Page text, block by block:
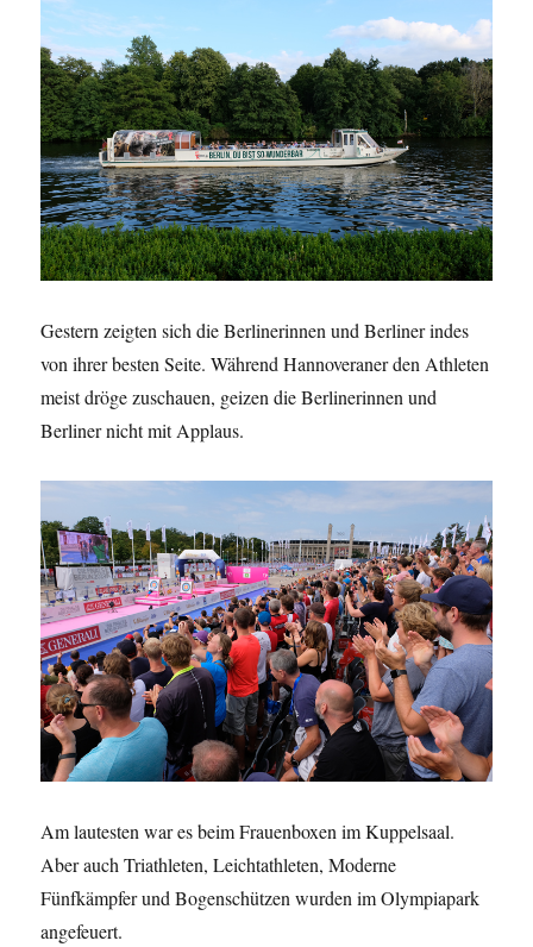
Gestern zeigten sich die Berlinerinnen und Berliner indes
von ihrer besten Seite. Während Hannoveraner den Athleten
meist dröge zuschauen, geizen die Berlinerinnen und
Berliner nicht mit Applaus.
Am lautesten war es beim Frauenboxen im Kuppelsaal.
Aber auch Triathleten, Leichtathleten, Moderne
Fünfkämpfer und Bogenschützen wurden im Olympiapark
angefeuert.